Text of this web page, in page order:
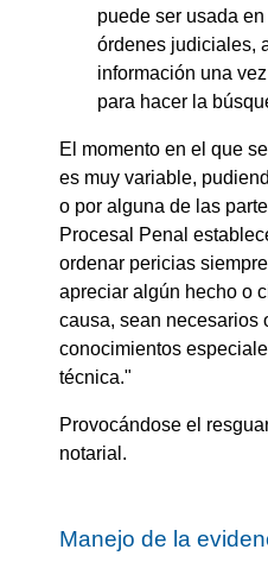
puede ser usada
órdenes judiciales,
información una
para hacer la
El momento en el que
es muy variable,
o por alguna de las
Procesal Penal
ordenar pericias
apreciar algún hecho o
causa, sean necesarios
conocimientos
técnica."
Provocándose el
notarial.
Manejo de la